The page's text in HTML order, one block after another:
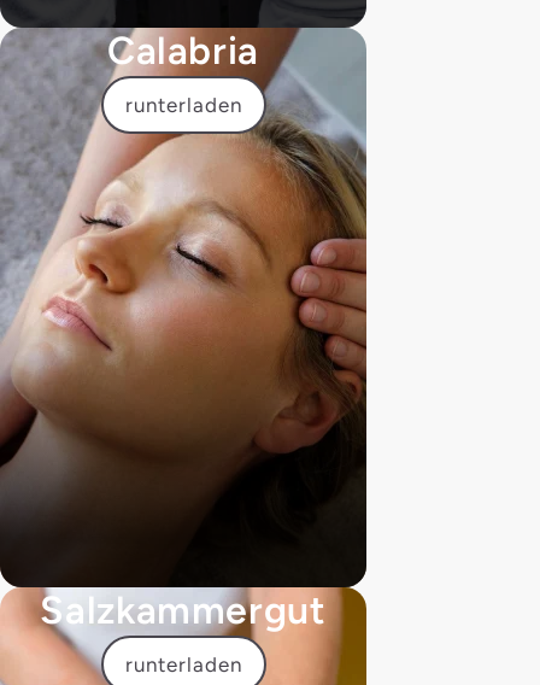
Calabria
runterladen
Salzkammergut
runterladen